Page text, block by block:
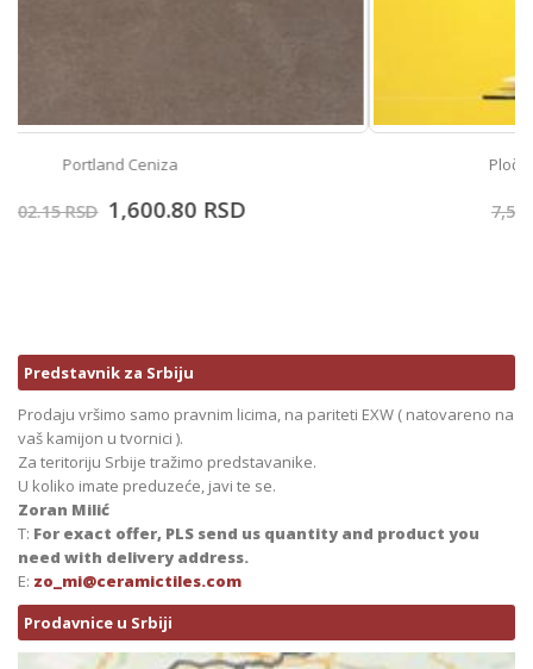
Pločice za kupatilo Color Line Yellow
7,529.05 RSD
Predstavnik za Srbiju
Prodaju vršimo samo pravnim licima, na pariteti EXW ( natovareno na
vaš kamijon u tvornici ).
Za teritoriju Srbije tražimo predstavanike.
U koliko imate preduzeće, javi te se.
Zoran Milić
T: For exact offer, PLS send us quantity and product you
need with delivery address.
E: zo_mi@ceramictiles.com
Prodavnice u Srbiji